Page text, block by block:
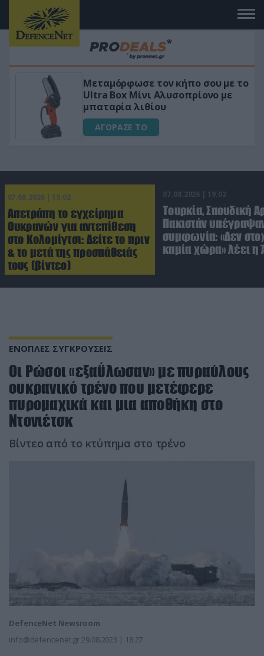
Μεταμόρφωσε τον κήπο σου με το
Ultra Box Μίνι Αλυσοπρίονο με
μπαταρία λιθίου
ΑΓΟΡΑΣΕ ΤΟ
07.08.2026 | 19:02
Απετράπη το εγχείρημα
Ουκρανών για αντεπίθεση
στο Κολομίγτσι: Δείτε το πριν
& το μετά της προσπάθειάς
τους (βίντεο)
07.08.2026 | 19:02
Τουρκία, Σαουδική
Πακιστάν
συμφωνία: «Δεν
καμία χώρα» λέει η
ΕΝΟΠΛΕΣ ΣΥΓΚΡΟΥΣΕΙΣ
Οι Ρώσοι «εξαΰλωσαν» με πυραύλους
ουκρανικό τρένο που μετέφερε
πυρομαχικά και μια αποθήκη στο
Ντονιέτσκ
Βίντεο από το κτύπημα στο τρένο
DefenceNet Newsroom
info@defencenet.gr 29.08.2023 | 18:27